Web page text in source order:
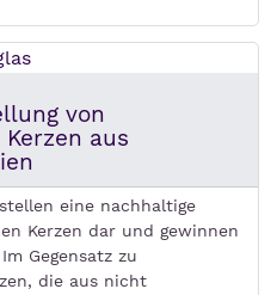
von
aus
eine nachhaltige
Kerzen dar und gewinnen
Gegensatz zu
die aus nicht